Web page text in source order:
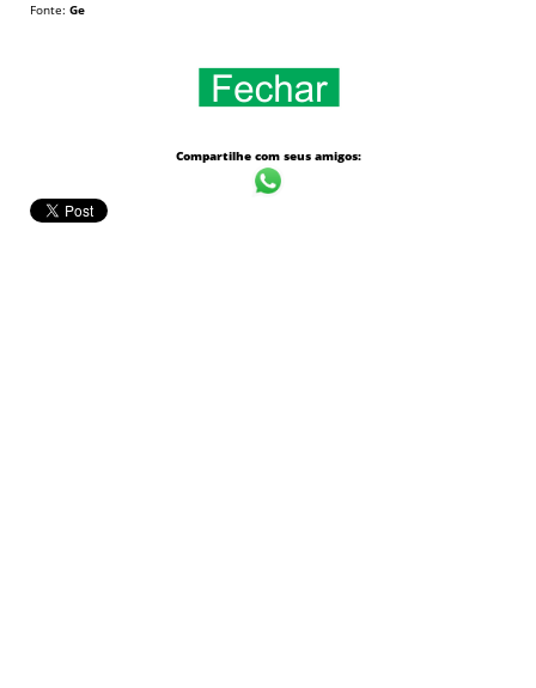
Fonte: Ge
Compartilhe com seus amigos: